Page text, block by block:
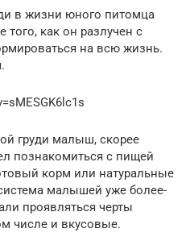
в жизни юного питомца
как он разлучен с
на всю жизнь.
груди малыш, скорее
познакомиться с пищей
корм или натуральные
малышей уже более-
проявляться черты
числе и вкусовые.